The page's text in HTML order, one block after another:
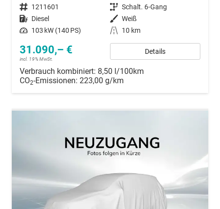
Fahrzeugnummer 1211601 Getriebe Schalt. 6-Gang
Kraftstoff Diesel Außenfarbe Weiß
Leistung 103 kW (140 PS) Kilometerstand 10 km
31.090,– €
incl. 19% MwSt.
Details
Verbrauch kombiniert: 8,50 l/100km
CO2-Emissionen: 223,00 g/km